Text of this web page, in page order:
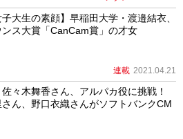
子大生の素顔】早稲田大学・渡邉結衣、
ス大賞「CanCam賞」の才女
連載 2021.04.21
佐々木舞香さん、アルパカ役に挑戦！
ん、野口衣織さんがソフトバンクCM